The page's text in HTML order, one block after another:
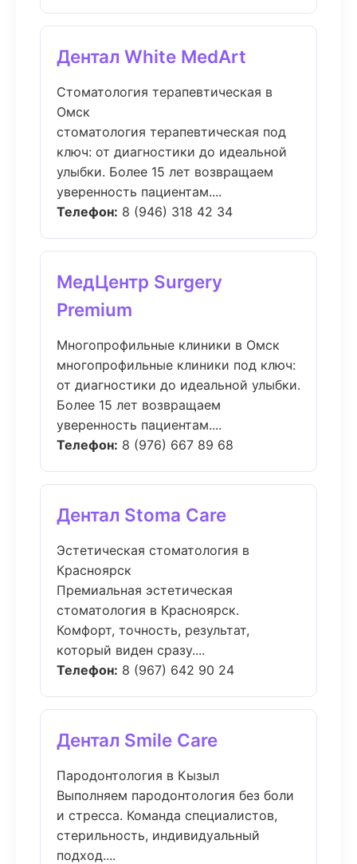
Дентал White MedArt
Стоматология терапевтическая в
Омск
стоматология терапевтическая под
ключ: от диагностики до идеальной
улыбки. Более 15 лет возвращаем
уверенность пациентам....
Телефон: 8 (946) 318 42 34
МедЦентр Surgery
Premium
Многопрофильные клиники в Омск
многопрофильные клиники под ключ:
от диагностики до идеальной улыбки.
Более 15 лет возвращаем
уверенность пациентам....
Телефон: 8 (976) 667 89 68
Дентал Stoma Care
Эстетическая стоматология в
Красноярск
Премиальная эстетическая
стоматология в Красноярск.
Комфорт, точность, результат,
который виден сразу....
Телефон: 8 (967) 642 90 24
Дентал Smile Care
Пародонтология в Кызыл
Выполняем пародонтология без боли
и стресса. Команда специалистов,
стерильность, индивидуальный
подход....